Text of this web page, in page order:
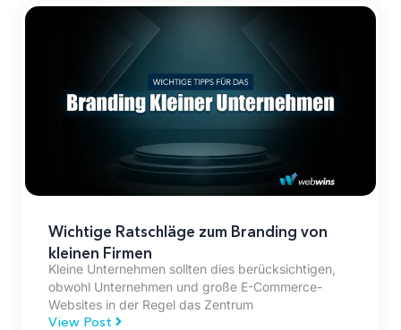
Wichtige Ratschläge zum Branding von
kleinen Firmen
Kleine Unternehmen sollten dies berücksichtigen,
obwohl Unternehmen und große E-Commerce-
Websites in der Regel das Zentrum
View Post